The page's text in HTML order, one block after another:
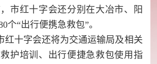
市红十字会还分别在大冶市、阳
个“出行便携急救包”。
红十字会还将为交通运输局及相关
护培训、出行便捷急救包使用指